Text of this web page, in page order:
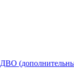
ДВО